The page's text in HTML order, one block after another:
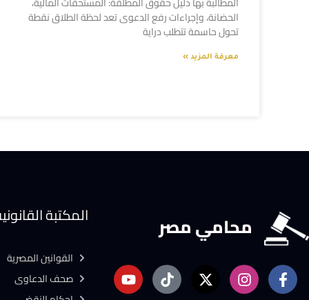
الحضانة، وإجراءات رفع الدعوى تعد لحظة الطلاق نقطة
تحول حاسمة تتطلب دراية
معرفة المزيد »
محامي مصر المكتبة
القوانين المصرية
صحف الدعاوى